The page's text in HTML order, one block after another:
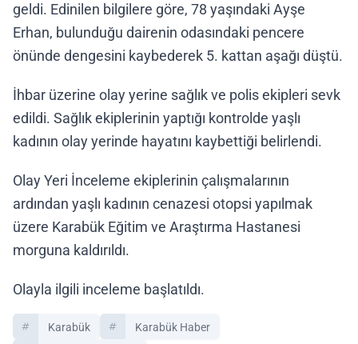
geldi. Edinilen bilgilere göre, 78 yaşındaki Ayşe
Erhan, bulunduğu dairenin odasındaki pencere
önünde dengesini kaybederek 5. kattan aşağı düştü.
İhbar üzerine olay yerine sağlık ve polis ekipleri sevk
edildi. Sağlık ekiplerinin yaptığı kontrolde yaşlı
kadının olay yerinde hayatını kaybettiği belirlendi.
Olay Yeri İnceleme ekiplerinin çalışmalarının
ardından yaşlı kadının cenazesi otopsi yapılmak
üzere Karabük Eğitim ve Araştırma Hastanesi
morguna kaldırıldı.
Olayla ilgili inceleme başlatıldı.
Karabük
Karabük Haber